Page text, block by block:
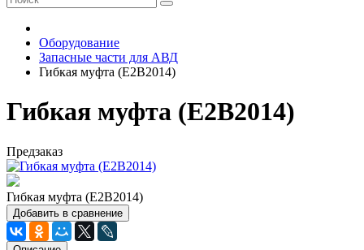
Оборудование
Запасные части для АВД
Гибкая муфта (Е2В2014)
Гибкая муфта (Е2В2014)
Предзаказ
Гибкая муфта (E2B2014)
Добавить в сравнение